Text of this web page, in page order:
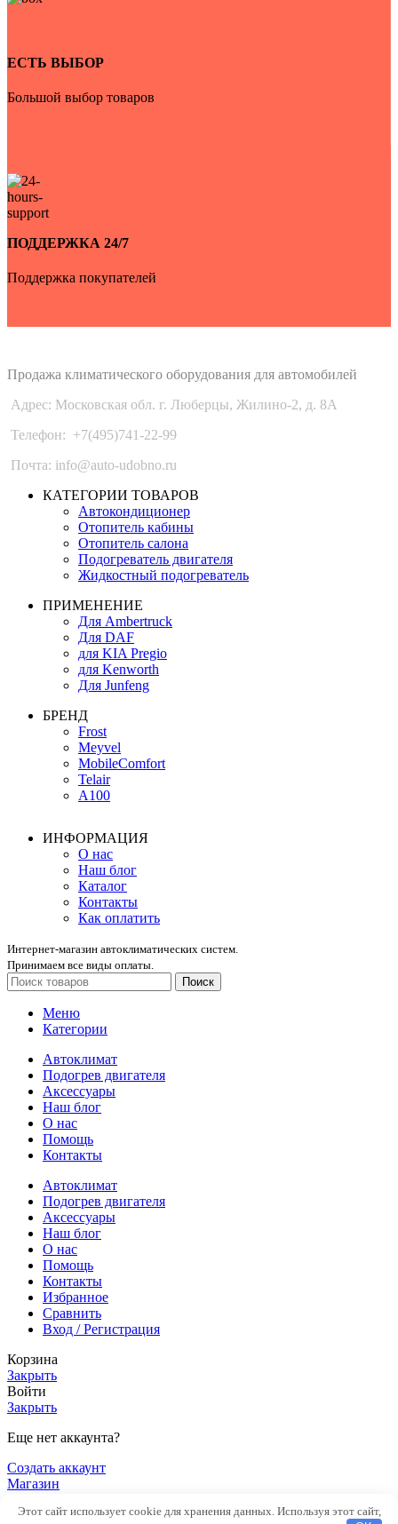
ЕСТЬ ВЫБОР
Большой выбор товаров
ПОДДЕРЖКА 24/7
Поддержка покупателей
Продажа климатического оборудования для автомобилей
Адрес: Московская обл. г. Люберцы, Жилино-2, д. 8A
Телефон: +7(495)741-22-99
Почта: info@auto-udobno.ru
КАТЕГОРИИ ТОВАРОВ
Автокондиционер
Отопитель кабины
Отопитель салона
Подогреватель двигателя
Жидкостный подогреватель
ПРИМЕНЕНИЕ
Для Ambertruck
Для DAF
для KIA Pregio
для Kenworth
Для Junfeng
БРЕНД
Frost
Meyvel
MobileComfort
Telair
А100
ИНФОРМАЦИЯ
О нас
Наш блог
Каталог
Контакты
Как оплатить
Интернет-магазин автоклиматических систем.
Принимаем все виды оплаты.
Поиск
Меню
Категории
Автоклимат
Подогрев двигателя
Аксессуары
Наш блог
О нас
Помощь
Контакты
Автоклимат
Подогрев двигателя
Аксессуары
Наш блог
О нас
Помощь
Контакты
Избранное
Сравнить
Вход / Регистрация
Корзина
Закрыть
Войти
Закрыть
Еще нет аккаунта?
Создать аккаунт
Магазин
элементов Заказ
Этот сайт использует cookie для хранения данных. Используя этот сайт,